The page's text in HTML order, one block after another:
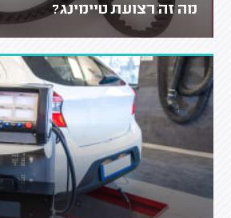
מה זה רצועת טיימינג?